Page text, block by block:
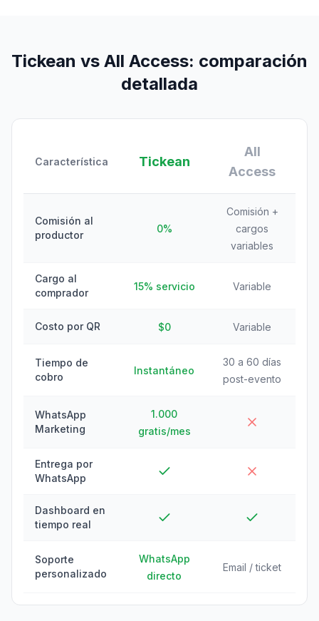
Tickean vs All Access: comparación
detallada
Característica Tickean
All
Access
Comisión al
productor
0%
Comisión +
cargos
variables
Cargo al
comprador
15% servicio Variable
Costo por QR $0 Variable
Tiempo de
cobro
Instantáneo
30 a 60 días
post-evento
WhatsApp
Marketing
1.000
gratis/mes
Entrega por
WhatsApp
Dashboard en
tiempo real
Soporte
personalizado
WhatsApp
directo
Email / ticket